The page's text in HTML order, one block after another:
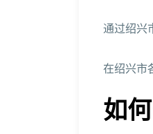
通过绍兴
在绍兴市
如